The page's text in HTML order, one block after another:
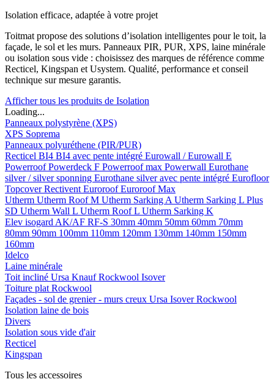
Isolation efficace, adaptée à votre projet
Toitmat propose des solutions d’isolation intelligentes pour le toit, la
façade, le sol et les murs. Panneaux PIR, PUR, XPS, laine minérale
ou isolation sous vide : choisissez des marques de référence comme
Recticel, Kingspan et Usystem. Qualité, performance et conseil
technique sur mesure garantis.
Afficher tous les produits de Isolation
Loading...
Panneaux polystyrène (XPS)
XPS Soprema
Panneaux polyuréthene (PIR/PUR)
Recticel BI4 BI4 avec pente intégré Eurowall / Eurowall E
PowerroofPowerdeck F Powerroof max Powerwall Eurothane
silver / silver sponning Eurothane silver avec pente intégré Eurofloor
TopcoverRectivent EuroroofEuroroof Max
Utherm Utherm Roof M Utherm Sarking A Utherm Sarking L Plus
SD Utherm Wall L Utherm Roof L Utherm Sarking K
Elev isogard AK/AF RF-S 30mm 40mm 50mm 60mm 70mm
80mm 90mm 100mm 110mm 120mm 130mm 140mm 150mm
160mm
Idelco
Laine minérale
Toit incliné Ursa KnaufRockwool Isover
Toiture plat Rockwool
Façades - sol de grenier - murs creux Ursa IsoverRockwool
Isolation laine de bois
Divers
Isolation sous vide d'air
Recticel
Kingspan
Tous les accessoires